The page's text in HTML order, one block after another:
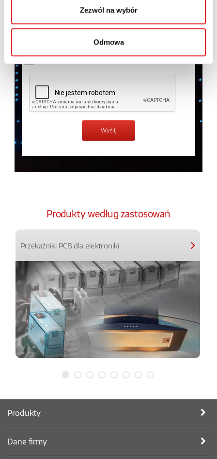
Zezwól na wybór
Odmowa
Wyrażam zgodę na przetwarzanie moich danych
temat przetwarzania danych osobowych wPolityce
Zapoznałem z treściąPolityki Prywatności*
Produkty według zastosowań
Przekaźniki PCB dla elektroniki
Produkty
Dane firmy